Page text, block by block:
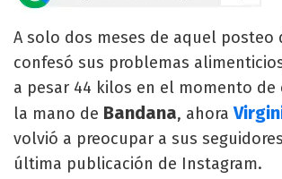
A solo dos meses de aquel posteo
confesó sus problemas
a pesar 44 kilos en el momento de
la mano de Bandana, ahora
volvió a preocupar a sus
última publicación de Instagram.